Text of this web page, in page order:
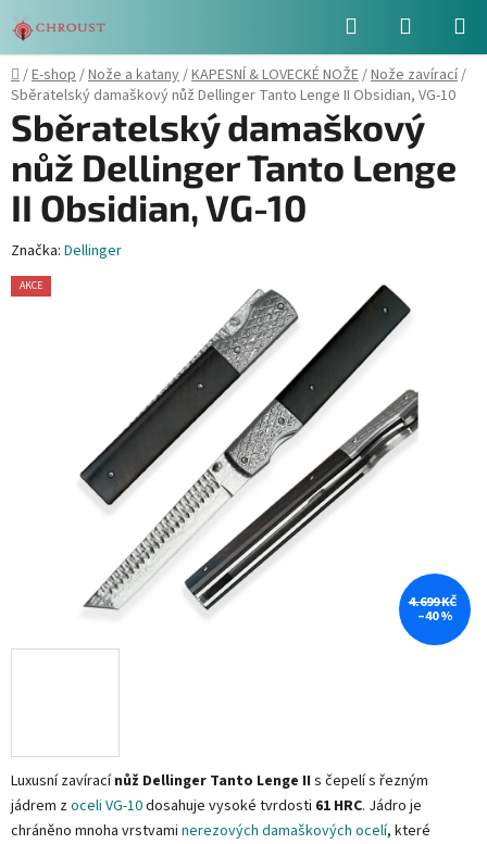
na
obsah
Hledat
KOŠÍK
Domů
/E-shop/Nože a katany/KAPESNÍ & LOVECKÉ NOŽE/Nože zavírací/
Sběratelský damaškový nůž Dellinger Tanto Lenge II Obsidian, VG-10
Luxusní zavíracínůž Dellinger Tanto Lenge II s čepelí s řezným
jádrem zoceli VG-10dosahuje vysoké tvrdosti 61 HRC. Jádro je
chráněno mnoha vrstvami nerezových damaškových ocelí, které
Sběratelský damaškový
nůž Dellinger Tanto Lenge
II Obsidian, VG-10
Značka: Dellinger
AKCE
4.699 KČ
–40 %